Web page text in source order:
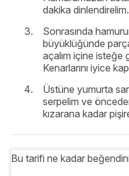
dakika dinlendirelim.
Sonrasında
büyüklüğünde
açalım içine isteğe
Kenarlarını iyice
Üstüne yumurta
serpelim ve
kızarana kadar
Bu tarifi ne kadar